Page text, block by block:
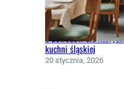
5 powodów dla
kuchni śląskiej
20 stycznia, 2026